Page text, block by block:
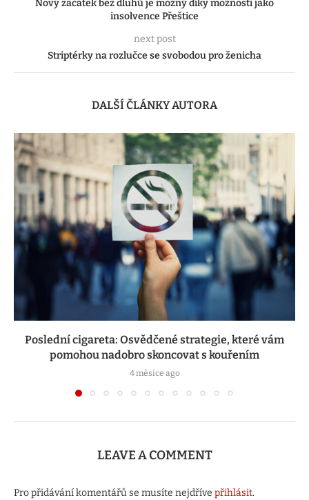
Nový začátek bez dluhů je možný díky možnosti jako
insolvence Přeštice
next post
Striptérky na rozlučce se svobodou pro ženicha
DALŠÍ ČLÁNKY AUTORA
Poslední cigareta: Osvědčené strategie, které vám
pomohou nadobro skoncovat s kouřením
4 měsíce ago
LEAVE A COMMENT
Pro přidávání komentářů se musíte nejdříve přihlásit.